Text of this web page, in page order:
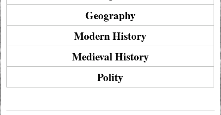
Geography
Modern History
Medieval History
Polity